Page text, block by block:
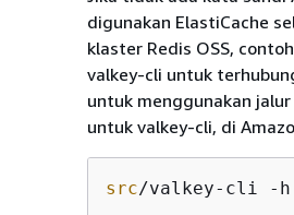
digunakan ElastiCache
klaster Redis OSS,
valkey-cli untuk
untuk menggunakan
untuk valkey-cli, di
src/valkey-cli -